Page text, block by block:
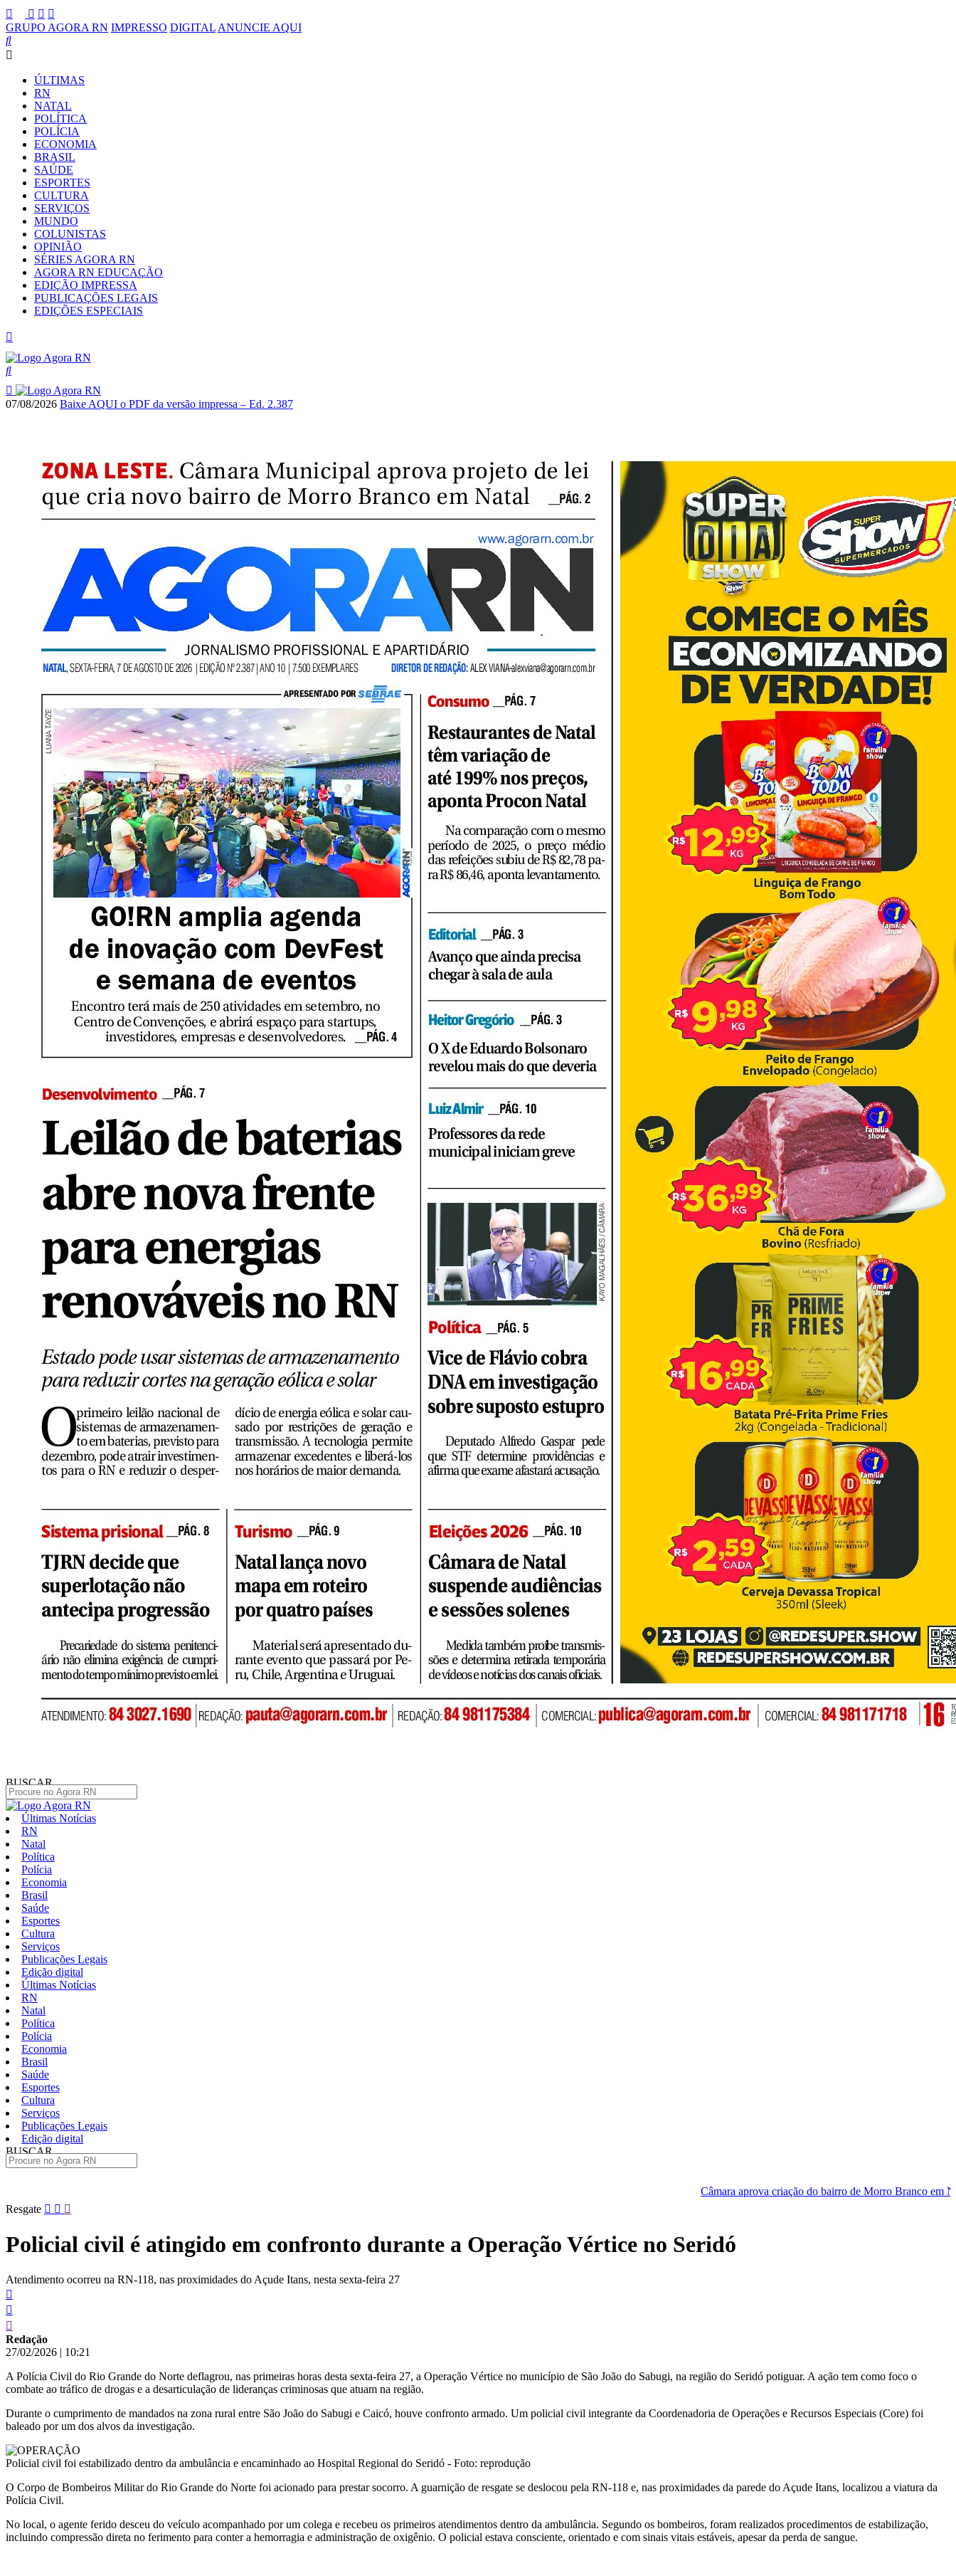
GRUPO AGORA RN IMPRESSO DIGITAL ANUNCIE AQUI
ÚLTIMAS
RN
NATAL
POLÍTICA
POLÍCIA
ECONOMIA
BRASIL
SAÚDE
ESPORTES
CULTURA
SERVIÇOS
MUNDO
COLUNISTAS
OPINIÃO
SÉRIES AGORA RN
AGORA RN EDUCAÇÃO
EDIÇÃO IMPRESSA
PUBLICAÇÕES LEGAIS
EDIÇÕES ESPECIAIS
07/08/2026 Baixe AQUI o PDF da versão impressa – Ed. 2.387
BUSCAR
Últimas Notícias
RN
Natal
Política
Polícia
Economia
Brasil
Saúde
Esportes
Cultura
Serviços
Publicações Legais
Edição digital
Últimas Notícias
RN
Natal
Política
Polícia
Economia
Brasil
Saúde
Esportes
Cultura
Serviços
Publicações Legais
Edição digital
BUSCAR
Câmara aprova criação do bairro de Morro Branco em Natal
Festa
Pular
para
conteúdo
Resgate
Policial civil é atingido em confronto durante a Operação Vértice no Seridó
Atendimento ocorreu na RN-118, nas proximidades do Açude Itans, nesta sexta-feira 27
Redação
27/02/2026 | 10:21
A Polícia Civil do Rio Grande do Norte deflagrou, nas primeiras horas desta sexta-feira 27, a Operação Vértice no município de São João do Sabugi, na região do Seridó potiguar. A ação tem como foco o
combate ao tráfico de drogas e a desarticulação de lideranças criminosas que atuam na região.
Durante o cumprimento de mandados na zona rural entre São João do Sabugi e Caicó, houve confronto armado. Um policial civil integrante da Coordenadoria de Operações e Recursos Especiais (Core) foi
baleado por um dos alvos da investigação.
Policial civil foi estabilizado dentro da ambulância e encaminhado ao Hospital Regional do Seridó - Foto: reprodução
O Corpo de Bombeiros Militar do Rio Grande do Norte foi acionado para prestar socorro. A guarnição de resgate se deslocou pela RN-118 e, nas proximidades da parede do Açude Itans, localizou a viatura da
Polícia Civil.
No local, o agente ferido desceu do veículo acompanhado por um colega e recebeu os primeiros atendimentos dentro da ambulância. Segundo os bombeiros, foram realizados procedimentos de estabilização,
incluindo compressão direta no ferimento para conter a hemorragia e administração de oxigênio. O policial estava consciente, orientado e com sinais vitais estáveis, apesar da perda de sangue.